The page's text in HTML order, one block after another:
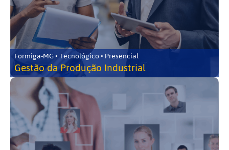
Formiga-MG • Tecnológico • Presencial
Gestão da Produção Industrial